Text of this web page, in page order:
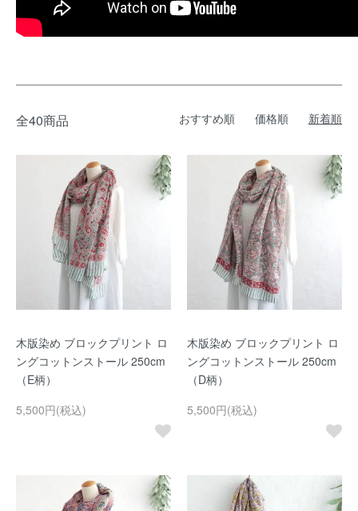
全40商品 おすすめ順 価格順 新着順
木版染め ブロックプリント ロ
ングコットンストール 250cm
（E柄）
5,500円(税込)
木版染め ブロックプリント ロ
ングコットンストール 250cm
（D柄）
5,500円(税込)